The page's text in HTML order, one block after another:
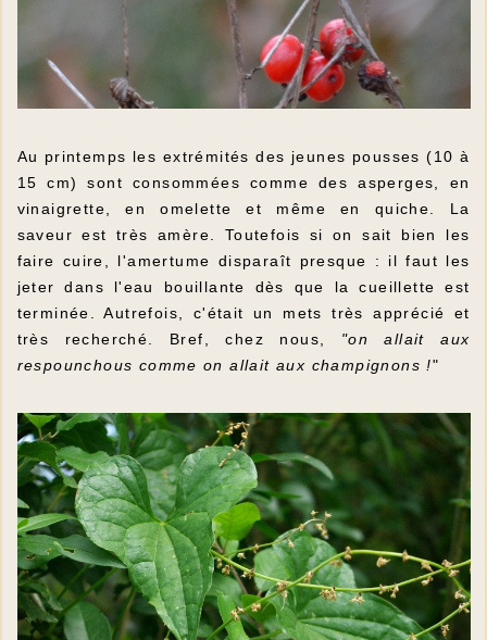
Au printemps les extrémités des jeunes pousses (10 à
15 cm) sont consommées comme des asperges, en
vinaigrette, en omelette et même en quiche. La
saveur est très amère. Toutefois si on sait bien les
faire cuire, l'amertume disparaît presque : il faut les
jeter dans l'eau bouillante dès que la cueillette est
terminée. Autrefois, c'était un mets très apprécié et
très recherché. Bref, chez nous, "on allait aux
respounchous comme on allait aux champignons !"